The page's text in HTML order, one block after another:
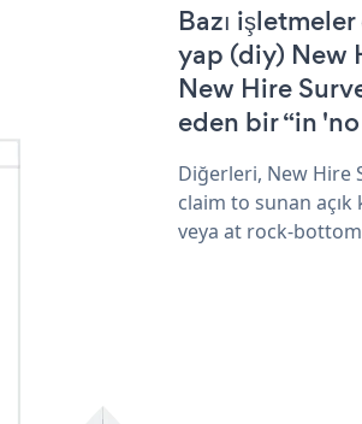
Bazı
yap (diy) New
New Hire
eden bir “in
Diğerleri, New Hire
claim to sunan
veya at rock-bottom